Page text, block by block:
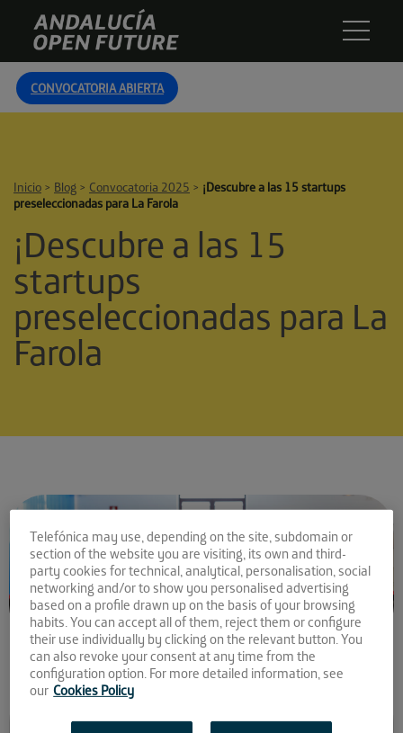
content
Andalucía
Open
Future
CONVOCATORIA ABIERTA
Inicio > Blog > Convocatoria 2025 > ¡Descubre a las 15 startups
preseleccionadas para La Farola
¡Descubre a las 15
startups
preseleccionadas para La
Farola
Comparte la noticia:
Telefónica may use, depending on the site, subdomain or
section of the website you are visiting, its own and third-
party cookies for technical, analytical, personalisation, social
networking and/or to show you personalised advertising
based on a profile drawn up on the basis of your browsing
habits. You can accept all of them, reject them or configure
their use individually by clicking on the relevant button. You
can also revoke your consent at any time from the
configuration option. For more detailed information, see
our Cookies Policy